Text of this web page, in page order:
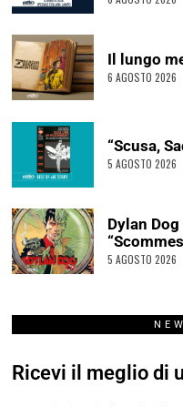
Il lungo
6 AGOSTO 2026
“Scusa,
5 AGOSTO 2026
Dylan
5 AGOSTO 2026
Ricevi il meglio di